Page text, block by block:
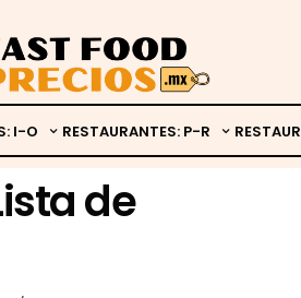
I-O RESTAURANTES: P-R
de